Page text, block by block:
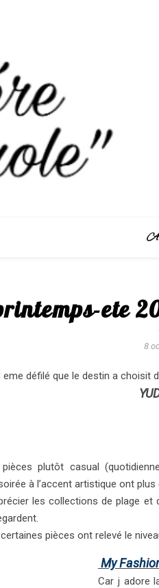
ete
8
eme défilé que le destin a choisit
plutôt casual
à l’accent artistique ont
les collections de plage
pièces ont relevé le
My
Car j adore